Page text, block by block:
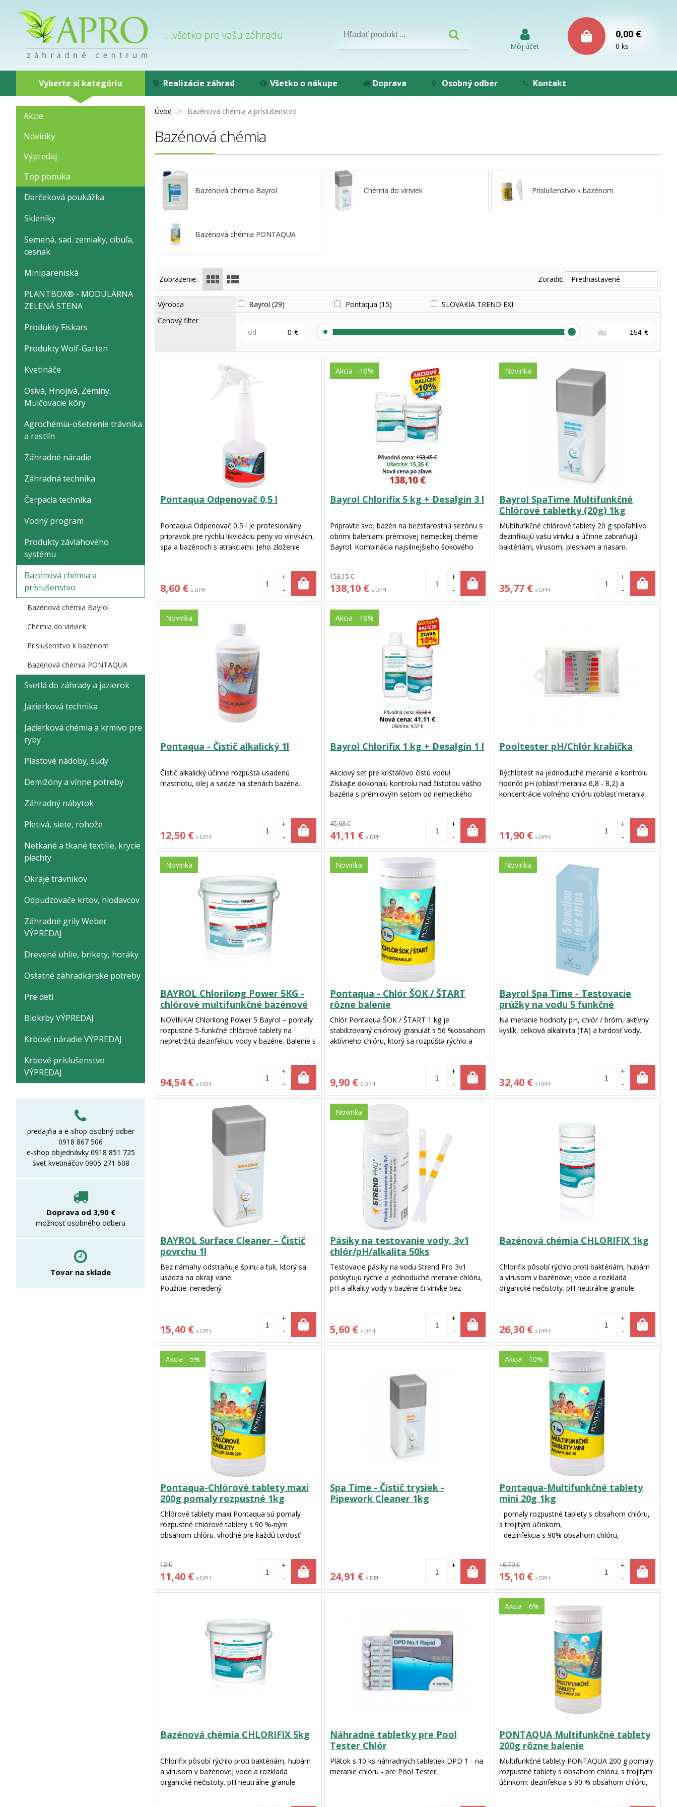
...všetko pre vašu záhradu
Môj účet
0,00 €
0 ks
Úvod Bazénová chémia a príslušenstvo
Bazénová chémia
Bazénová chémia Bayrol Chémia do víriviek Príslušenstvo k bazénom
Bazénová chémia PONTAQUA
Zobrazenie: Zoradiť: Prednastavené
Výrobca Bayrol(29) Pontaqua (15) SLOVAKIA TREND EXPORT - IMPORT, s.r.o.
Cenový filter
od
€ do €
Pontaqua Odpenovač 0,5 l
Pontaqua Odpenovač 0,5 l je profesionálny
prípravok pre rýchlu likvidáciu peny vo vírivkách,
spa a bazénoch s atrakciami. Jeho zloženie
okamžité ďalšie používanie vírivky bez nutnosti
odstávky. Aplikuje sa jednoducho postrekom
priamo na penivú hladinu, čím okamžite
obnovuje estetiku vody.
8,60 € s DPH
+
-
Akcia -10%
Bayrol Chlorifix 5 kg + Desalgin 3 l
Pripravte svoj bazén na bezstarostnú sezónu s
obrími baleniami prémiovej nemeckej chémie
Bayrol. Kombinácia najsilnejšieho šokového
vo výhodnom celosezónnom balíčku s
okamžitou zľavou 10 %.
153,15 €
138,10 € s DPH
+
-
Novinka
Bayrol SpaTime Multifunkčné
Chlórové tabletky (20g) 1kg
Multifunkčné chlórové tablety 20 g spoľahlivo
dezinfikujú vašu vírivku a účinne zabraňujú
baktériám, vírusom, plesniam a riasam.
35,77 € s DPH
+
-
Novinka
Pontaqua - Čistič alkalický 1l
Čistič alkalický účinne rozpúšťa usadenú
mastnotu, olej a sadze na stenách bazéna.
12,50 € s DPH
+
-
Akcia -10%
Bayrol Chlorifix 1 kg + Desalgin 1 l
Akciový set pre krištáľovo čistú vodu!
Získajte dokonalú kontrolu nad čistotou vášho
bazéna s prémiovým setom od nemeckého
rýchlu dezinfekciu a dlhodobú ochranu. Teraz
vo výhodnom balíčku so zľavou 10 %.
45,68 €
41,11 € s DPH
+
-
Pooltester pH/Chlór krabička
Rýchlotest na jednoduché meranie a kontrolu
hodnôt pH (oblasť merania 6,8 - 8,2) a
koncentrácie voľného chlóru (oblasť merania
11,90 € s DPH
+
-
Novinka
BAYROL Chlorilong Power 5KG -
chlórové multifunkčné bazénové
tablety
NOVINKA! Chlorilong Power 5 Bayrol – pomaly
rozpustné 5-funkčné chlórové tablety na
nepretržitú dezinfekciu vody v bazéne. Balenie s
Multifunkčné chlórové tablety na predĺžené
chlórovanie vody. Moderné tablety poskytujú
starostlivosť o vodu v piatich kľúčových
94,54 € s DPH
+
-
Novinka
Pontaqua - Chlór ŠOK / ŠTART
rôzne balenie
Chlór Pontaqua ŠOK / ŠTART 1 kg je
stabilizovaný chlórový granulát s 56 %obsahom
aktívneho chlóru, ktorý sa rozpúšťa rýchlo a
9,90 € s DPH
+
-
Novinka
Bayrol Spa Time - Testovacie
prúžky na vodu 5 funkčné
Na meranie hodnoty pH, chlór / bróm, aktívny
kyslík, celková alkalinita (TA) a tvrdosť vody.
32,40 € s DPH
+
-
BAYROL Surface Cleaner – Čistič
povrchu 1l
Bez námahy odstraňuje špinu a tuk, ktorý sa
usádza na okraji vane.
Použitie: neriedený
15,40 € s DPH
+
-
Novinka
Pásiky na testovanie vody, 3v1
chlór/pH/alkalita 50ks
Testovacie pásiky na vodu Strend Pro 3v1
poskytujú rýchle a jednoduché meranie chlóru,
pH a alkality vody v bazéne či vírivke bez
5,60 € s DPH
+
-
Bazénová chémia CHLORIFIX 1kg
Chlorifix pôsobí rýchlo proti baktériám, hubám
a vírusom v bazénovej vode a rozkladá
organické nečistoty. pH neutrálne granule
26,30 € s DPH
+
-
Akcia -5%
Pontaqua-Chlórové tablety maxi
200g pomaly rozpustné 1kg
Chlórové tablety maxi Pontaqua sú pomaly
rozpustné chlórové tablety s 90 %-ným
obsahom chlóru. vhodné pre každú tvrdosť
12 €
11,40 € s DPH
+
-
Spa Time - Čistič trysiek -
Pipework Cleaner 1kg
24,91 € s DPH
+
-
Akcia -10%
Pontaqua-Multifunkčné tablety
mini 20g 1kg
- pomaly rozpustné tablety s obsahom chlóru,
s trojitým účinkom,
- dezinfekcia s 90% obsahom chlóru,
16,79 €
15,10 € s DPH
+
-
Bazénová chémia CHLORIFIX 5kg
Chlorifix pôsobí rýchlo proti baktériám, hubám
a vírusom v bazénovej vode a rozkladá
organické nečistoty. pH neutrálne granule
Náhradné tabletky pre Pool
Tester Chlór
Plátok s 10 ks náhradných tabletiek DPD 1 - na
meranie chlóru - pre Pool Tester.
Akcia -6%
PONTAQUA Multifunkčné tablety
200g rôzne balenie
Multifunkčné tablety PONTAQUA 200 g pomaly
rozpustné tablety s obsahom chlóru, s trojitým
účinkom: dezinfekcia s 90 % obsahom chlóru,
Akcie
Novinky
Výpredaj
Top ponuka
Darčeková poukážka
Skleníky
Semená, sad. zemiaky, cibuľa,
cesnak
Minipareniská
PLANTBOX® - MODULÁRNA
ZELENÁ STENA
Produkty Fiskars
Produkty Wolf-Garten
Kvetináče
Osivá, Hnojivá, Zeminy,
Mulčovacie kôry
Agrochémia-ošetrenie trávnika
a rastlín
Záhradné náradie
Záhradná technika
Čerpacia technika
Vodný program
Produkty závlahového
systému
Bazénová chémia a
príslušenstvo
Bazénová chémia Bayrol
Chémia do víriviek
Príslušenstvo k bazénom
Bazénová chémia PONTAQUA
Svetlá do záhrady a jazierok
Jazierková technika
Jazierková chémia a krmivo pre
ryby
Plastové nádoby, sudy
Demižóny a vínne potreby
Záhradný nábytok
Pletivá, siete, rohože
Netkané a tkané textílie, krycie
plachty
Okraje trávnikov
Odpudzovače krtov, hlodavcov
Záhradné grily Weber
VÝPREDAJ
Drevené uhlie, brikety, horáky
Ostatné záhradkárske potreby
Pre deti
Biokrby VÝPREDAJ
Krbové náradie VÝPREDAJ
Krbové príslušenstvo
VÝPREDAJ
predajňa a e-shop osobný odber
0918 867 506
e-shop objednávky 0918 851 725
Svet kvetináčov 0905 271 608
Doprava od 3,90 €
možnosť osobného odberu
Tovar na sklade
Vyberte si kategóriu Realizácie záhrad Všetko o nákupe Doprava Osobný odber Kontakt